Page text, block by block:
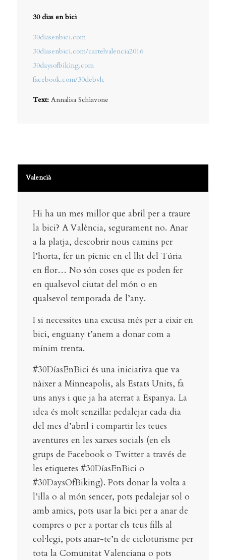
30 dias en bici
30diasenbici.com
30diasenbici.com/cartelvalencia2016
30daysofbiking.com
facebook.com/30debvlc
Text:Annalisa Schiavone
Valencià
Hi ha un mes millor que abril per a traure
la bici? A València, segurament no. Anar
a la platja, descobrir nous camins per
l’horta, fer un pícnic en el llit del Túria
en flor… No són coses que es poden fer
en qualsevol ciutat del món o en
qualsevol temporada de l’any.
I si necessites una excusa més per a eixir en
bici, enguany t’anem a donar com a
mínim trenta.
#30DíasEnBici és una iniciativa que va
nàixer a Minneapolis, als Estats Units, fa
uns anys i que ja ha aterrat a Espanya. La
idea és molt senzilla: pedalejar cada dia
del mes d’abril i compartir les teues
aventures en les xarxes socials (en els
grups de Facebook o Twitter a través de
les etiquetes #30DíasEnBici o
#30DaysOfBiking). Pots donar la volta a
l’illa o al món sencer, pots pedalejar sol o
amb amics, pots usar la bici per a anar de
compres o per a portar els teus fills al
col·legi, pots anar-te’n de cicloturisme per
tota la Comunitat Valenciana o pots